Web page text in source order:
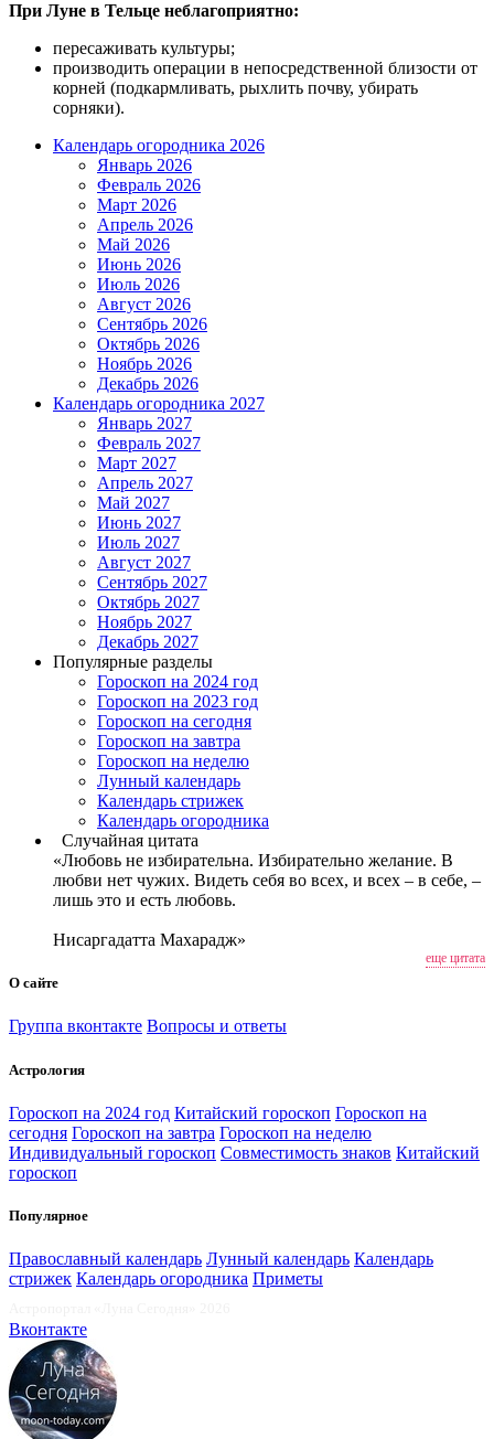
При Луне в Тельце неблагоприятно:
пересаживать культуры;
производить операции в непосредственной близости от
корней (подкармливать, рыхлить почву, убирать
сорняки).
Календарь огородника 2026
Январь 2026
Февраль 2026
Март 2026
Апрель 2026
Май 2026
Июнь 2026
Июль 2026
Август 2026
Сентябрь 2026
Октябрь 2026
Ноябрь 2026
Декабрь 2026
Календарь огородника 2027
Январь 2027
Февраль 2027
Март 2027
Апрель 2027
Май 2027
Июнь 2027
Июль 2027
Август 2027
Сентябрь 2027
Октябрь 2027
Ноябрь 2027
Декабрь 2027
Популярные разделы
Гороскоп на 2024 год
Гороскоп на 2023 год
Гороскоп на сегодня
Гороскоп на завтра
Гороскоп на неделю
Лунный календарь
Календарь стрижек
Календарь огородника
Случайная цитата
«Любовь не избирательна. Избирательно желание. В
любви нет чужих. Видеть себя во всех, и всех – в себе, –
лишь это и есть любовь.
Нисаргадатта Махарадж»
еще цитата
О сайте
Группа вконтакте Вопросы и ответы
Астрология
Гороскоп на 2024 год Китайский гороскоп Гороскоп на
сегодня Гороскоп на завтра Гороскоп на неделю
Индивидуальный гороскоп Совместимость знаков Китайский
гороскоп
Популярное
Православный календарь Лунный календарь Календарь
стрижек Календарь огородника Приметы
Вконтакте